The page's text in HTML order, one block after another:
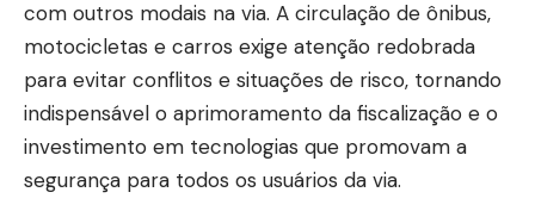
com outros modais na via. A circulação de ônibus,
motocicletas e carros exige atenção redobrada
para evitar conflitos e situações de risco, tornando
indispensável o aprimoramento da fiscalização e o
investimento em tecnologias que promovam a
segurança para todos os usuários da via.